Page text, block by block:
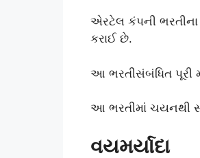
એરટેલ કંપની
કરાઈ છે.
આ ભરતીસંબંધિત પૂરી
આ ભરતીમાં ચયનથી
વયમર્યાદા